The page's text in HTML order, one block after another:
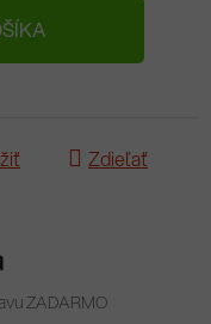
Zdieľať
ZADARMO